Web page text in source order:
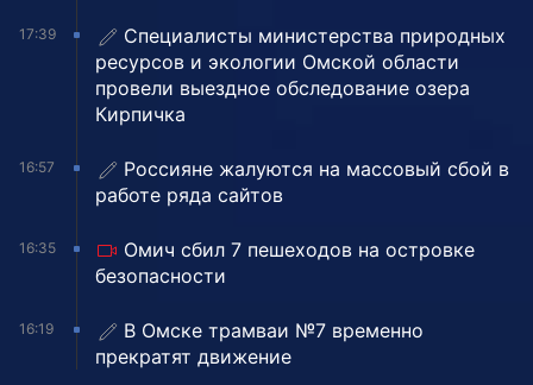
17:39
Специалисты министерства природных
ресурсов и экологии Омской области
провели выездное обследование озера
Кирпичка
16:57
Россияне жалуются на массовый сбой в
работе ряда сайтов
16:35
Омич сбил 7 пешеходов на островке
безопасности
16:19
В Омске трамваи №7 временно
прекратят движение